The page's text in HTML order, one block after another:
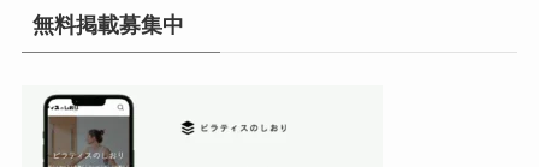
イ
ブ
無料掲載募集中